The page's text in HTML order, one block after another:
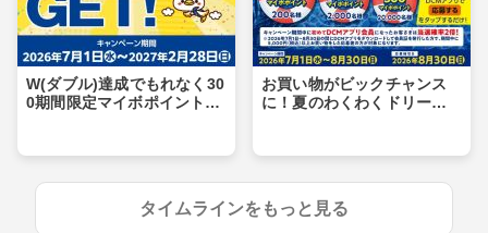
W(ダブル)達成でもれなく30
0期間限定マイボポイントG
お買い物がビックチャンス
に！夏のわくわくドリーム
タイムラインをもっと見る